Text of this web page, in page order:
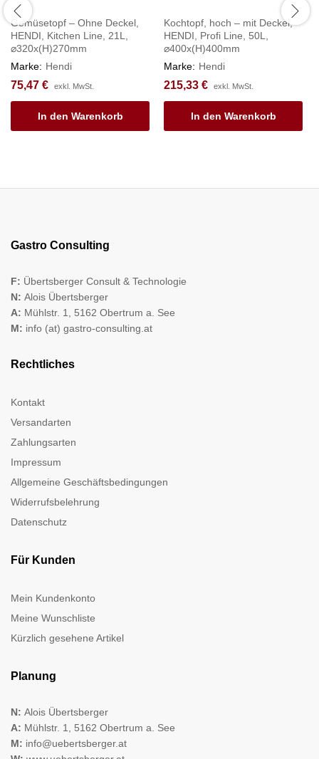
Gemüsetopf – Ohne Deckel,
HENDI, Kitchen Line, 21L,
⌀320x(H)270mm
Marke: Hendi
75,47 € exkl. MwSt.
In den Warenkorb
Kochtopf, hoch – mit Deckel,
HENDI, Profi Line, 50L,
⌀400x(H)400mm
Marke: Hendi
215,33 € exkl. MwSt.
In den Warenkorb
Gastro Consulting
F: Übertsberger Consult & Technologie
N: Alois Übertsberger
A: Mühlstr. 1, 5162 Obertrum a. See
M: info (at) gastro-consulting.at
Rechtliches
Kontakt
Versandarten
Zahlungsarten
Impressum
Allgemeine Geschäftsbedingungen
Widerrufsbelehrung
Datenschutz
Für Kunden
Mein Kundenkonto
Meine Wunschliste
Kürzlich gesehene Artikel
Planung
N: Alois Übertsberger
A: Mühlstr. 1, 5162 Obertrum a. See
M: info@uebertsberger.at